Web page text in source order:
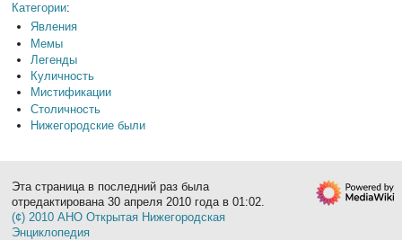
Категории:
Явления
Мемы
Легенды
Куличность
Мистификации
Столичность
Нижегородские были
Эта страница в последний раз была
отредактирована 30 апреля 2010 года в 01:02.
(¢) 2010 АНО Открытая Нижегородская
Энциклопедия